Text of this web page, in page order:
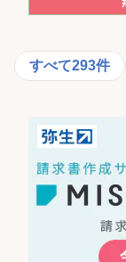
すべて293件